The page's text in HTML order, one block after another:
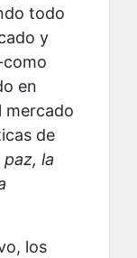
todo
y
en
mercado
de
paz, la
los